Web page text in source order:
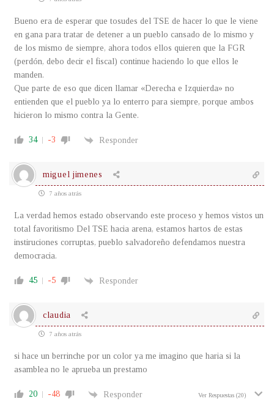
Bueno era de esperar que tosudes del TSE de hacer lo que le viene
en gana para tratar de detener a un pueblo cansado de lo mismo y
de los mismo de siempre, ahora todos ellos quieren que la FGR
(perdón, debo decir el fiscal) continue haciendo lo que ellos le
manden.
Que parte de eso que dicen llamar «Derecha e Izquierda» no
entienden que el pueblo ya lo enterro para siempre, porque ambos
hicieron lo mismo contra la Gente.
34 -3 Responder
miguel jimenes
7 años atrás
La verdad hemos estado observando este proceso y hemos vistos un
total favoritismo Del TSE hacia arena, estamos hartos de estas
instiruciones corruptas, pueblo salvadoreño defendamos nuestra
democracia.
45 -5 Responder
claudia
7 años atrás
si hace un berrinche por un color ya me imagino que haria si la
asamblea no le aprueba un prestamo
20 -48 Responder Ver Respuestas (20)